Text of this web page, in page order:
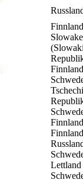
Finnland
Finnland
Finnland
Finnland
Lettland